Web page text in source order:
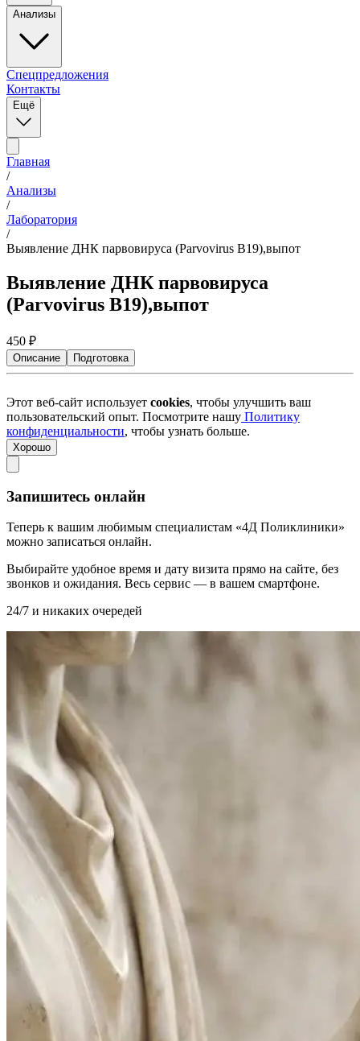
Анализы
Спецпредложения
Контакты
Ещё
Главная
/
Анализы
/
Лаборатория
/
Выявление ДНК парвовируса (Parvovirus B19),выпот
Выявление ДНК парвовируса
(Parvovirus B19),выпот
450 ₽
Описание Подготовка
Этот веб-сайт использует cookies, чтобы улучшить ваш
пользовательский опыт. Посмотрите нашу Политику
конфиденциальности, чтобы узнать больше.
Хорошо
Запишитесь онлайн
Теперь к вашим любимым специалистам «4Д Поликлиники»
можно записаться онлайн.
Выбирайте удобное время и дату визита прямо на сайте, без
звонков и ожидания. Весь сервис — в вашем смартфоне.
24/7 и никаких очередей